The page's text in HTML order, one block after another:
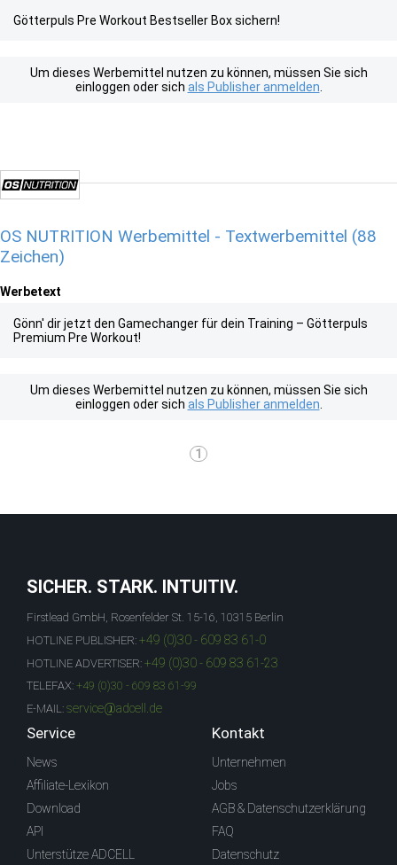
Götterpuls Pre Workout Bestseller Box sichern!
Um dieses Werbemittel nutzen zu können, müssen Sie sich
einloggen oder sich als Publisher anmelden
OS NUTRITION Werbemittel - Textwerbemittel (88
Zeichen)
Werbetext
Gönn' dir jetzt den Gamechanger für dein Training – Götterpuls
Premium Pre Workout!
Um dieses Werbemittel nutzen zu können, müssen Sie sich
einloggen oder sich als Publisher anmelden
1
SICHER. STARK. INTUITIV.
Firstlead GmbH, Rosenfelder St. 15-16, 10315 Berlin
HOTLINE PUBLISHER: +49 (0)30 - 609 83 61-0
HOTLINE ADVERTISER: +49 (0)30 - 609 83 61-23
TELEFAX: +49 (0)30 - 609 83 61-99
E-MAIL: service@adcell.de
Service
News
Affiliate-Lexikon
Download
API
Unterstütze ADCELL
Kontakt
Unternehmen
Jobs
AGB & Datenschutzerklärung
FAQ
Datenschutz